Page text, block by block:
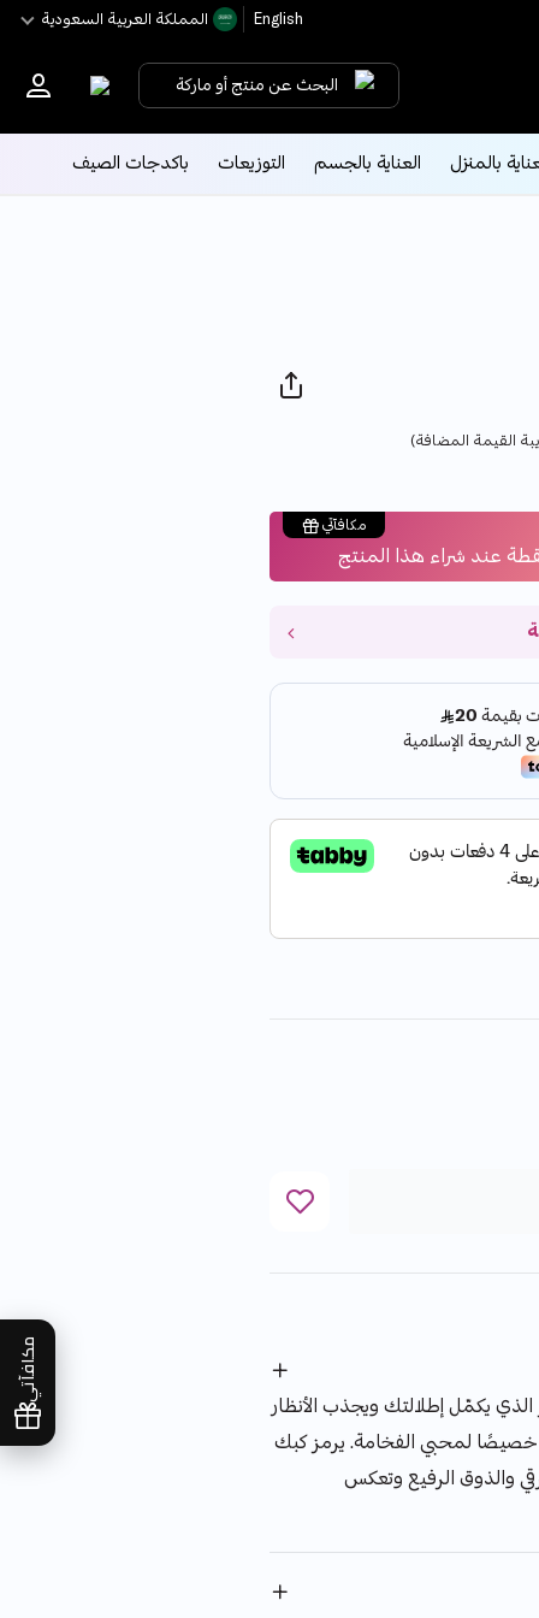
English اﻟﻤﻤﻠﻜﺔ اﻟﻌﺮﺑﻴﺔ اﻟﺴﻌﻮدﻳﺔ
البحث عن منتج أو ماركة
بالمنزل العناية بالجسم التوزيعات باكدجات الصيف
مكافآتي
القيمة المضافة)
مكافآتي
عند شراء هذا المنتج
الذي يكمّل إطلالتك ويجذب الأنظار
لمحبي الفخامة. يرمز كبك
والذوق الرفيع وتعكس